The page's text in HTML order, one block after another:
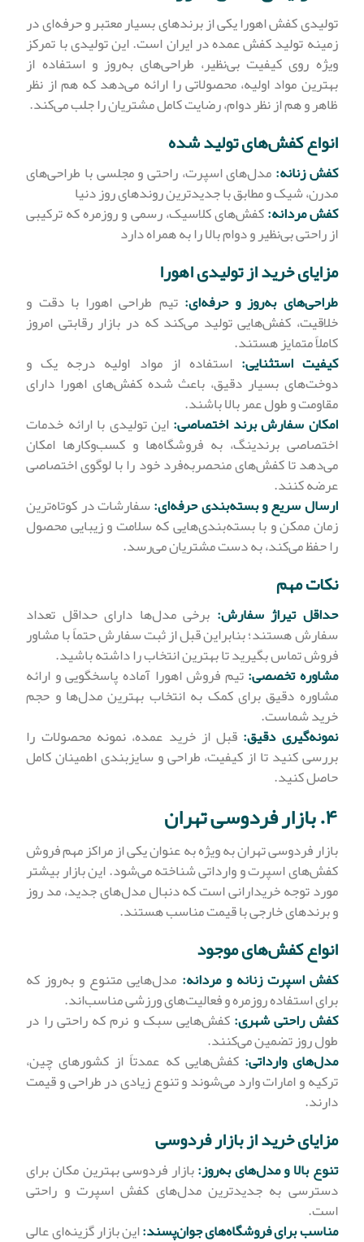
تولیدی کفش اهورا یکی از برندهای بسیار معتبر و حرفه‌ای در
زمینه تولید کفش عمده در ایران است. این تولیدی با تمرکز
ویژه روی کیفیت بی‌نظیر، طراحی‌های به‌روز و استفاده از
بهترین مواد اولیه، محصولاتی را ارائه می‌دهد که هم از نظر
ظاهر و هم از نظر دوام، رضایت کامل مشتریان را جلب می‌کند.
انواع کفش‌های تولید شده
کفش زنانه:مدل‌های اسپرت، راحتی و مجلسی با طراحی‌های
مدرن، شیک و مطابق با جدیدترین روندهای روز دنیا
کفش مردانه:کفش‌های کلاسیک، رسمی و روزمره که ترکیبی
از راحتی بی‌نظیر و دوام بالا را به همراه دارد
مزایای خرید از تولیدی اهورا
طراحی‌های به‌روز و حرفه‌ای: تیم طراحی اهورا با دقت و
خلاقیت، کفش‌هایی تولید می‌کند که در بازار رقابتی امروز
کاملاً متمایز هستند.
کیفیت استثنایی: استفاده از مواد اولیه درجه یک و
دوخت‌های بسیار دقیق، باعث شده کفش‌های اهورا دارای
مقاومت و طول عمر بالا باشند.
امکان سفارش برند اختصاصی:این تولیدی با ارائه خدمات
اختصاصی برندینگ، به فروشگاه‌ها و کسب‌وکارها امکان
می‌دهد تا کفش‌های منحصربه‌فرد خود را با لوگوی اختصاصی
عرضه کنند.
ارسال سریع و بسته‌بندی حرفه‌ای:سفارشات در کوتاه‌ترین
زمان ممکن و با بسته‌بندی‌هایی که سلامت و زیبایی محصول
را حفظ می‌کند، به دست مشتریان می‌رسد.
نکات مهم
حداقل تیراژ سفارش: برخی مدل‌ها دارای حداقل تعداد
سفارش هستند؛ بنابراین قبل از ثبت سفارش حتماً با مشاور
فروش تماس بگیرید تا بهترین انتخاب را داشته باشید.
مشاوره تخصصی:تیم فروش اهورا آماده پاسخگویی و ارائه
مشاوره دقیق برای کمک به انتخاب بهترین مدل‌ها و حجم
خرید شماست.
نمونه‌گیری دقیق: قبل از خرید عمده، نمونه محصولات را
بررسی کنید تا از کیفیت، طراحی و سایزبندی اطمینان کامل
حاصل کنید.
۴. بازار فردوسی تهران
بازار فردوسی تهران به ویژه به عنوان یکی از مراکز مهم فروش
کفش‌های اسپرت و وارداتی شناخته می‌شود. این بازار بیشتر
مورد توجه خریدارانی است که دنبال مدل‌های جدید، مد روز
و برندهای خارجی با قیمت مناسب هستند.
انواع کفش‌های موجود
کفش اسپرت زنانه و مردانه: مدل‌هایی متنوع و به‌روز که
برای استفاده روزمره و فعالیت‌های ورزشی مناسب‌اند.
کفش راحتی شهری:کفش‌هایی سبک و نرم که راحتی را در
طول روز تضمین می‌کنند.
مدل‌های وارداتی: کفش‌هایی که عمدتاً از کشورهای چین،
ترکیه و امارات وارد می‌شوند و تنوع زیادی در طراحی و قیمت
دارند.
مزایای خرید از بازار فردوسی
تنوع بالا و مدل‌های به‌روز:بازار فردوسی بهترین مکان برای
دسترسی به جدیدترین مدل‌های کفش اسپرت و راحتی
است.
مناسب برای فروشگاه‌های جوان‌پسند:این بازار گزینه‌ای عالی